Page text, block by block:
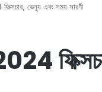
ভেন্যু এবং সময় সারণী